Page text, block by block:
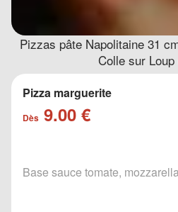
Pizzas pâte Napolitaine 31
Colle sur Loup
Pizza marguerite
Dès 9.00 €
Base sauce tomate,